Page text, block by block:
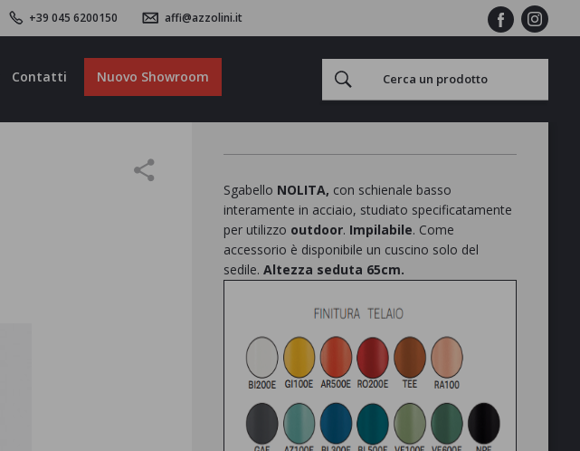
+39 045 6200150 affi@azzolini.it
Contatti Nuovo Showroom
Sgabello NOLITA, con schienale basso
interamente in acciaio, studiato specificatamente
per utilizzo outdoor. Impilabile. Come
accessorio è disponibile un cuscino solo del
sedile. Altezza seduta 65cm.